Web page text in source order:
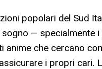
popolari del Sud
— specialmente
anime che cercano
i propri cari.